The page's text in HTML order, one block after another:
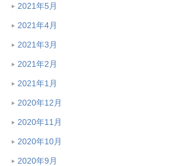
2021年5月
2021年4月
2021年3月
2021年2月
2021年1月
2020年12月
2020年11月
2020年10月
2020年9月